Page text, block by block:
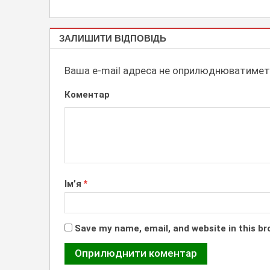
БУКВИ,
СИМВОЛИ
ЛАЙТБОКСИ,
ВИВІСКИ
ЗАЛИШИТИ ВІДПОВІДЬ
Ваша e-mail адреса не
Коментар
Ім’я *
Save my name, email, and website in this